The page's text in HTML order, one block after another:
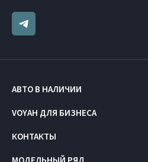
АВТО В НАЛИЧИИ
VOYAH ДЛЯ БИЗНЕСА
КОНТАКТЫ